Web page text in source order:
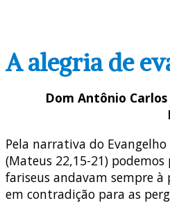
A alegria de
Dom Antônio
Pela narrativa do
(Mateus 22,15-21) podemos
fariseus andavam sempre à
em contradição para as